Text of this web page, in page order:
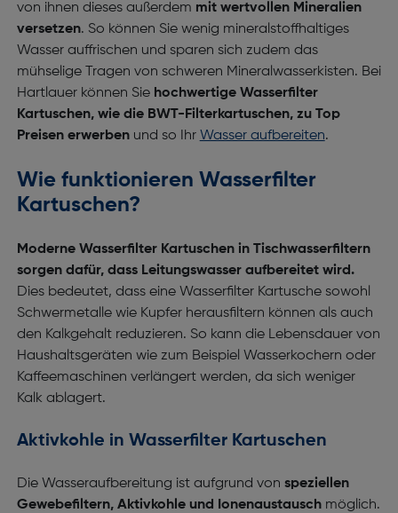
von ihnen dieses außerdem mit wertvollen Mineralien
versetzen. So können Sie wenig mineralstoffhaltiges
Wasser auffrischen und sparen sich zudem das
mühselige Tragen von schweren Mineralwasserkisten. Bei
Hartlauer können Sie hochwertige Wasserfilter
Kartuschen, wie die BWT-Filterkartuschen, zu Top
Preisen erwerbenund so Ihr Wasser aufbereiten.
Wie funktionieren Wasserfilter
Kartuschen?
Moderne Wasserfilter Kartuschen in Tischwasserfiltern
sorgen dafür, dass Leitungswasser aufbereitet wird.
Dies bedeutet, dass eine Wasserfilter Kartusche sowohl
Schwermetalle wie Kupfer herausfiltern können als auch
den Kalkgehalt reduzieren. So kann die Lebensdauer von
Haushaltsgeräten wie zum Beispiel Wasserkochern oder
Kaffeemaschinen verlängert werden, da sich weniger
Kalk ablagert.
Aktivkohle in Wasserfilter Kartuschen
Die Wasseraufbereitung ist aufgrund von speziellen
Gewebefiltern, Aktivkohle und Ionenaustausch möglich.